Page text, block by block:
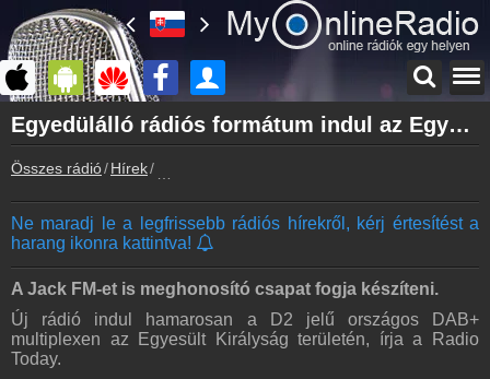
Főoldal
myonlineradio.hu
Bejelentkezés
Kapcsolat
Írj nekünk!
Partnerek
Rádiós partnerek
Rádió beágyazás
Ágyazd be weboldaladba
Egyedülálló rádiós formátum indul az Egyesült Királyságban
Összes rádió Hírek
Ne maradj le a legfrissebb rádiós hírekről, kérj értesítést a
harang ikonra kattintva!
A Jack FM-et is meghonosító csapat fogja készíteni.
Új rádió indul hamarosan a D2 jelű országos DAB+
multiplexen az Egyesült Királyság területén, írja a Radio
Today.